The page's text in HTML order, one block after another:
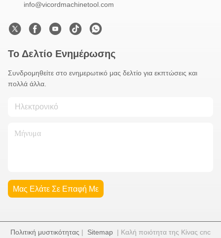
info@vicordmachinetool.com
Το Δελτίο Ενημέρωσης
Συνδρομηθείτε στο ενημερωτικό μας δελτίο για εκπτώσεις και
πολλά άλλα.
Μας Ελάτε Σε Επαφή Με
Πολιτική μυστικότητας | Sitemap | Καλή ποιότητα της Κίνας cnc